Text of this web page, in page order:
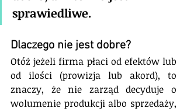
sprawiedliwe.
Dlaczego nie jest dobre?
Otóż jeżeli firma płaci od efektów lub
od ilości (prowizja lub akord), to
znaczy, że nie zarząd decyduje o
wolumenie produkcji albo sprzedaży,